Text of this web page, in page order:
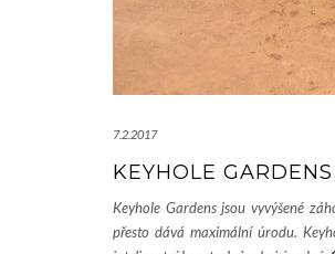
7.2.2017
KEYHOLE
Keyhole Gardens jsou vyvýšené
přesto dává maximální úrodu.